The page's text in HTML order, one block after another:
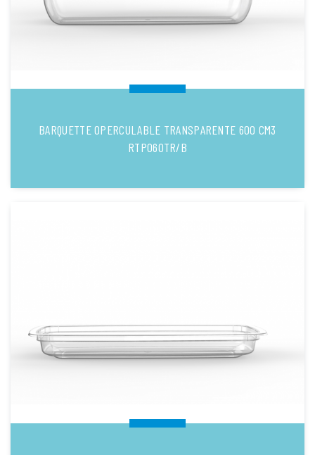
BARQUETTE OPERCULABLE TRANSPARENTE 600 CM3
RTP060TR/B